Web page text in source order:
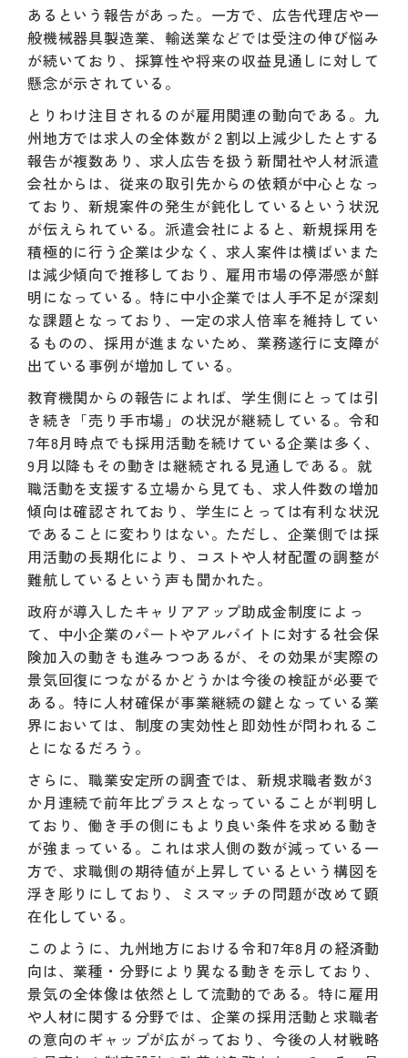
あるという報告があった。一方で、広告代理店や一
般機械器具製造業、輸送業などでは受注の伸び悩み
が続いており、採算性や将来の収益見通しに対して
懸念が示されている。
とりわけ注目されるのが雇用関連の動向である。九
州地方では求人の全体数が２割以上減少したとする
報告が複数あり、求人広告を扱う新聞社や人材派遣
会社からは、従来の取引先からの依頼が中心となっ
ており、新規案件の発生が鈍化しているという状況
が伝えられている。派遣会社によると、新規採用を
積極的に行う企業は少なく、求人案件は横ばいまた
は減少傾向で推移しており、雇用市場の停滞感が鮮
明になっている。特に中小企業では人手不足が深刻
な課題となっており、一定の求人倍率を維持してい
るものの、採用が進まないため、業務遂行に支障が
出ている事例が増加している。
教育機関からの報告によれば、学生側にとっては引
き続き「売り手市場」の状況が継続している。令和
7年8月時点でも採用活動を続けている企業は多く、
9月以降もその動きは継続される見通しである。就
職活動を支援する立場から見ても、求人件数の増加
傾向は確認されており、学生にとっては有利な状況
であることに変わりはない。ただし、企業側では採
用活動の長期化により、コストや人材配置の調整が
難航しているという声も聞かれた。
政府が導入したキャリアアップ助成金制度によっ
て、中小企業のパートやアルバイトに対する社会保
険加入の動きも進みつつあるが、その効果が実際の
景気回復につながるかどうかは今後の検証が必要で
ある。特に人材確保が事業継続の鍵となっている業
界においては、制度の実効性と即効性が問われるこ
とになるだろう。
さらに、職業安定所の調査では、新規求職者数が3
か月連続で前年比プラスとなっていることが判明し
ており、働き手の側にもより良い条件を求める動き
が強まっている。これは求人側の数が減っている一
方で、求職側の期待値が上昇しているという構図を
浮き彫りにしており、ミスマッチの問題が改めて顕
在化している。
このように、九州地方における令和7年8月の経済動
向は、業種・分野により異なる動きを示しており、
景気の全体像は依然として流動的である。特に雇用
や人材に関する分野では、企業の採用活動と求職者
の意向のギャップが広がっており、今後の人材戦略